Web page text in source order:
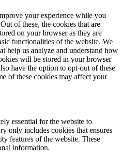
your experience while you
of these, the cookies that are
on your browser as they are
functionalities of the website. We
help us analyze and understand how
will be stored in your browser
have the option to opt-out of these
of these cookies may affect your
essential for the website to
only includes cookies that ensures
features of the website. These
information.